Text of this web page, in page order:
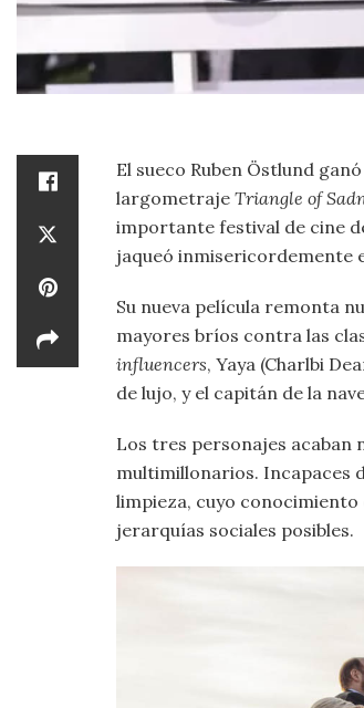
El sueco Ruben Östlund
largometraje Triangle of
importante festival de cine
jaqueó inmisericordemente
Su nueva película remonta
mayores bríos contra las
influencers, Yaya (Charlbi
de lujo, y el capitán de la
Los tres personajes acaban
multimillonarios. Incapaces
limpieza, cuyo
jerarquías sociales posibles.